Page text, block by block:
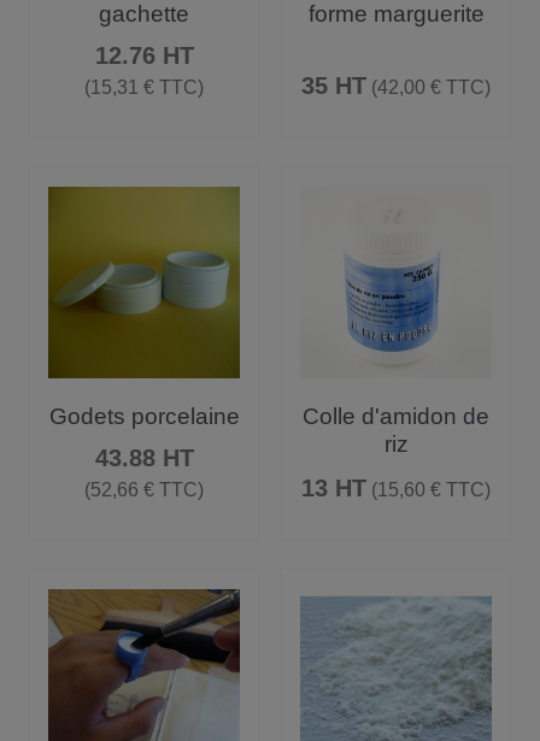
gachette
Prix
12.76 HT
(15,31 € TTC)
forme marguerite
Prix
35 HT (42,00 € TTC)
Godets porcelaine
Prix
43.88 HT
(52,66 € TTC)
Colle d'amidon de
riz
Prix
13 HT (15,60 € TTC)